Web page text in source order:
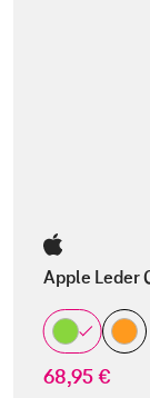
Apple Leder
68,95 €